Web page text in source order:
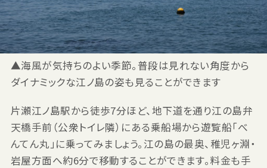
▲海風が気持ちのよい季節。普段は見れない角度から
ダイナミックな江ノ島の姿も見ることができます
片瀬江ノ島駅から徒歩7分ほど、地下道を通り江の島弁
天橋手前（公衆トイレ隣）にある乗船場から遊覧船「べ
んてん丸」に乗ってみましょう。江の島の最奥、稚児ヶ淵・
岩屋方面へ約6分で移動することができます。料金も手